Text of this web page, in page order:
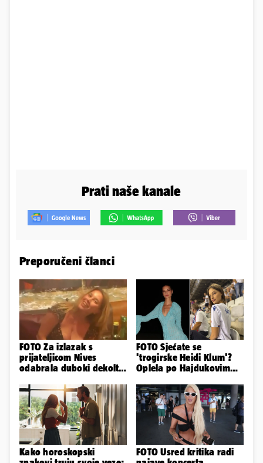
Prati naše kanale
Preporučeni članci
FOTO Za izlazak s
prijateljicom Nives
odabrala duboki dekolte
adute
FOTO Sjećate se
'trogirske Heidi Klum'?
Oplela po Hajdukovim
Sramota'
Kako horoskopski
FOTO Usred kritika radi